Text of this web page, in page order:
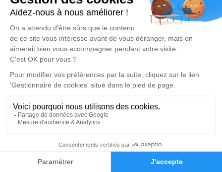
Faire-part Hommages
Fontanières.
Un service de plantation d’arbre hommage est
disponible ici.
vendredi 29 juillet 2022 à 15h00
Église de Évaux-les-Bains
Je rends hommage